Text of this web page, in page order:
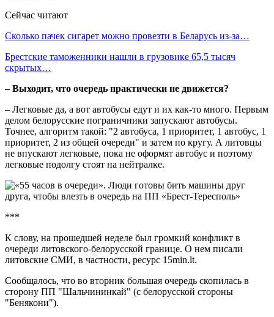
Сейчас читают
Сколько пачек сигарет можно провезти в Беларусь из-за…
Брестские таможенники нашли в грузовике 65,5 тысяч
скрытых…
– Выходит, что очередь практически не движется?
– Легковые да, а вот автобусы едут и их как-то много. Первым
делом белорусские пограничники запускают автобусы.
Точнее, алгоритм такой: "2 автобуса, 1 приоритет, 1 автобус, 1
приоритет, 2 из общей очереди" и затем по кругу. А литовцы
не впускают легковые, пока не оформят автобус и поэтому
легковые подолгу стоят на нейтралке.
***
К слову, на прошедшей неделе был громкий конфликт в
очереди литовского-белорусской границе. О нем писали
литовские СМИ, в частности, ресурс 15min.lt.
Сообщалось, что во вторник большая очередь скопилась в
сторону ПП "Шальчининкай" (с белорусской стороны
"Бенякони").